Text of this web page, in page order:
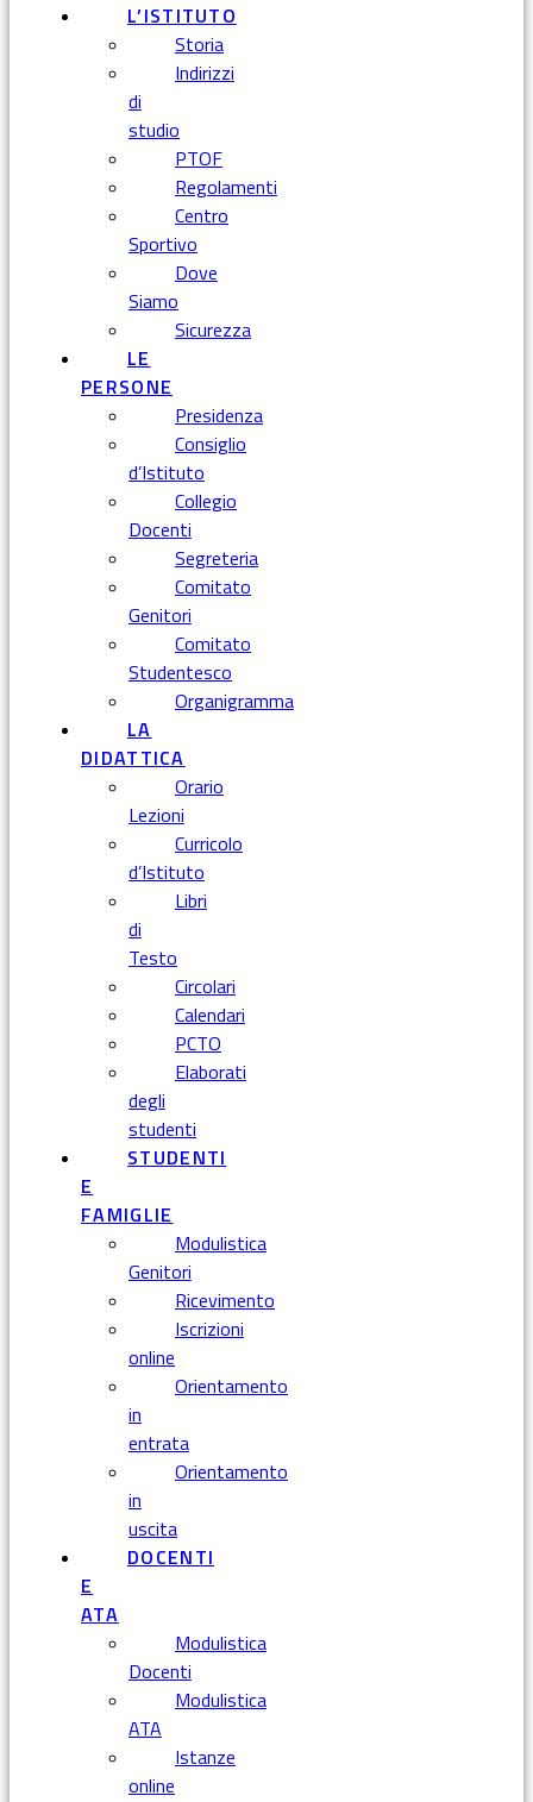
L’ISTITUTO
Storia
Indirizzi
di
studio
PTOF
Regolamenti
Centro
Sportivo
Dove
Siamo
Sicurezza
LE
PERSONE
Presidenza
Consiglio
d’Istituto
Collegio
Docenti
Segreteria
Comitato
Genitori
Comitato
Studentesco
Organigramma
LA
DIDATTICA
Orario
Lezioni
Curricolo
d’Istituto
Libri
di
Testo
Circolari
Calendari
PCTO
Elaborati
degli
studenti
STUDENTI
E
FAMIGLIE
Modulistica
Genitori
Ricevimento
Iscrizioni
online
Orientamento
in
entrata
Orientamento
in
uscita
DOCENTI
E
ATA
Modulistica
Docenti
Modulistica
ATA
Istanze
online